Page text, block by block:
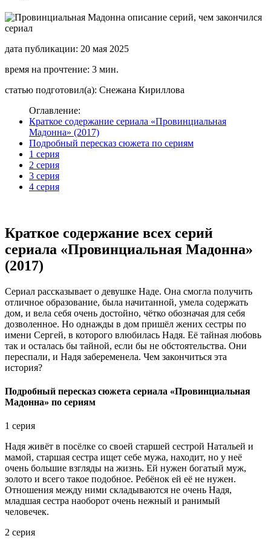
дата публикации: 20 мая 2025
время на прочтение: 3 мин.
статью подготовил(а): Снежана Кириллова
Оглавление:
Краткое содержание сериала «Провинциальная
Мадонна» (2017)
Подробный пересказ сюжета по сериям
1 серия
2 серия
3 серия
4 серия
Краткое содержание всех серий
сериала «Провинциальная Мадонна»
(2017)
Сериал рассказывает о девушке Наде. Она смогла получить
отличное образование, была начитанной, умела содержать
дом, и вела себя очень достойно, чётко обозначая для себя
дозволенное. Но однажды в дом пришёл жених сестры по
имени Сергей, в которого влюбилась Надя. Её тайная любовь
так и осталась бы тайной, если бы не обстоятельства. Они
переспали, и Надя забеременела. Чем закончиться эта
история?
Подробный пересказ сюжета сериала «Провинциальная
Мадонна» по сериям
1 серия
Надя живёт в посёлке со своей старшей сестрой Натальей и
мамой, старшая сестра ищет себе мужа, находит, но у неё
очень большие взгляды на жизнь. Ей нужен богатый муж,
золото и всего такое подобное. Ребёнок ей её не нужен.
Отношения между ними складываются не очень Надя,
младшая сестра наоборот очень нежный и ранимый
человечек.
2 серия